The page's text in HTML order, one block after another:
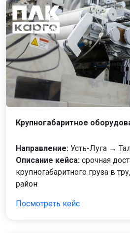
Крупногабаритное
Направление: Усть-Луга →
Описание кейса: срочная
крупногабаритного груза в
район
Посмотреть кейс